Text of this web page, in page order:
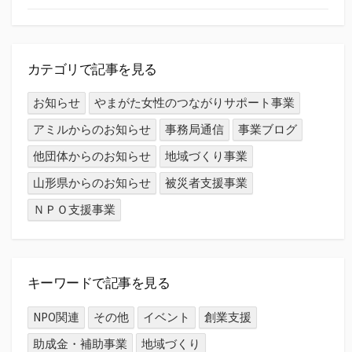
カテゴリで記事を見る
お知らせ
やまがた女性のつながりサポート事業
アミルからのお知らせ
事務局通信
事業ブログ
他団体からのお知らせ
地域づくり事業
山形県からのお知らせ
被災者支援事業
ＮＰＯ支援事業
キーワードで記事を見る
NPO関連 その他 イベント
創業支援
助成金・補助事業
地域づくり